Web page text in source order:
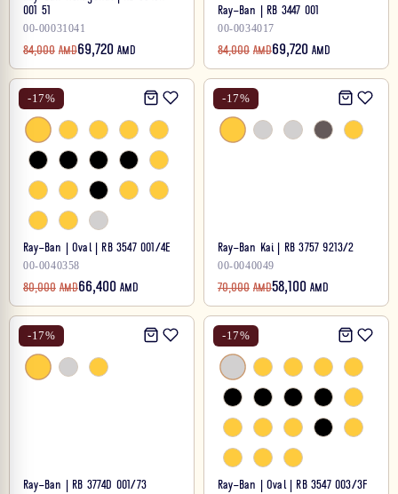
001 51
00-00031041
84,000 AMD69,720 AMD
Ray-Ban | RB 3447 001
00-0034017
84,000 AMD69,720 AMD
-17%
Ray-Ban | Oval | RB 3547 001/4E
00-0040358
80,000 AMD66,400 AMD
-17%
Ray-Ban Kai | RB 3757 9213/2
00-0040049
70,000 AMD58,100 AMD
-17%
Ray-Ban | RB 3774D 001/73
-17%
Ray-Ban | Oval | RB 3547 003/3F